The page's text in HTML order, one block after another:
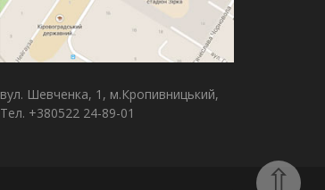
⇧
вул. Шевченка, 1, м.Кропивницький,
Тел. +380522 24-89-01